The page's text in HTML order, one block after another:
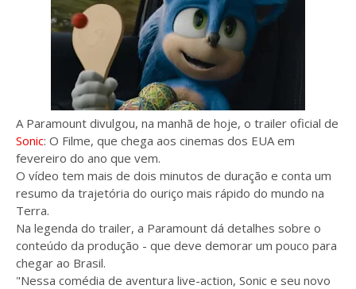
A Paramount divulgou, na manhã de hoje, o trailer oficial de
Sonic: O Filme, que chega aos cinemas dos EUA em
fevereiro do ano que vem.
O vídeo tem mais de dois minutos de duração e conta um
resumo da trajetória do ouriço mais rápido do mundo na
Terra.
Na legenda do trailer, a Paramount dá detalhes sobre o
conteúdo da produção - que deve demorar um pouco para
chegar ao Brasil.
"Nessa comédia de aventura live-action, Sonic e seu novo